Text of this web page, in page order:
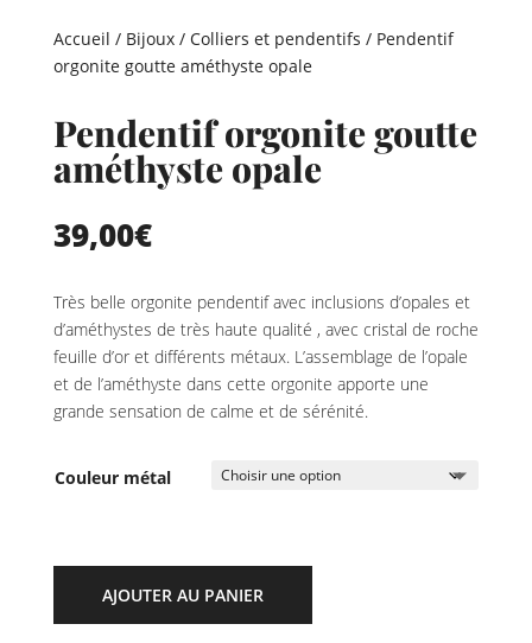
Accueil / Bijoux/ Colliers et pendentifs / Pendentif
orgonite goutte améthyste opale
Pendentif orgonite goutte
améthyste opale
39,00€
Très belle orgonite pendentif avec inclusions d’opales et
d’améthystes de très haute qualité , avec cristal de roche
feuille d’or et différents métaux. L’assemblage de l’opale
et de l’améthyste dans cette orgonite apporte une
grande sensation de calme et de sérénité.
Couleur métal
AJOUTER AU PANIER